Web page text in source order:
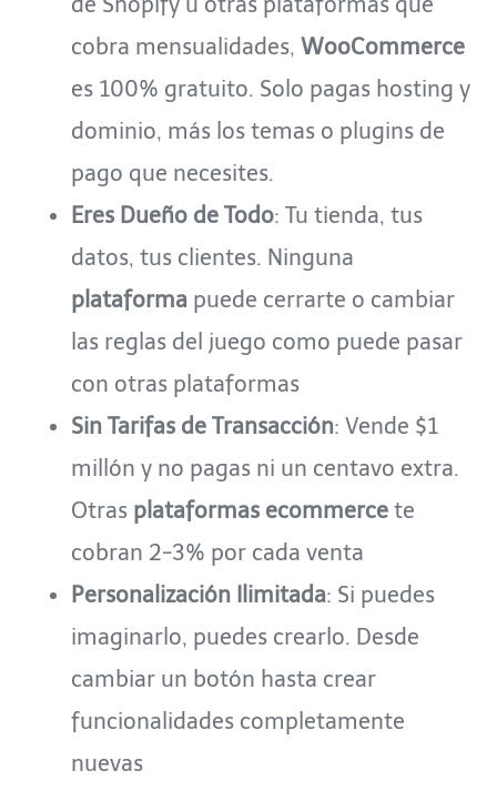
cobra mensualidades, WooCommerce
es 100% gratuito. Solo pagas hosting y
dominio, más los temas o plugins de
pago que necesites.
Eres Dueño de Todo: Tu tienda, tus
datos, tus clientes. Ninguna
plataforma puede cerrarte o cambiar
las reglas del juego como puede pasar
con otras plataformas
Sin Tarifas de Transacción: Vende $1
millón y no pagas ni un centavo extra.
Otras plataformas ecommerce te
cobran 2-3% por cada venta
Personalización Ilimitada: Si puedes
imaginarlo, puedes crearlo. Desde
cambiar un botón hasta crear
funcionalidades completamente
nuevas